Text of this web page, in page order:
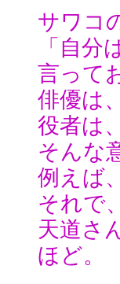
サワコ
「自
言って
俳優は
役者は
そんな
例えば
それで
天道さ
ほど。